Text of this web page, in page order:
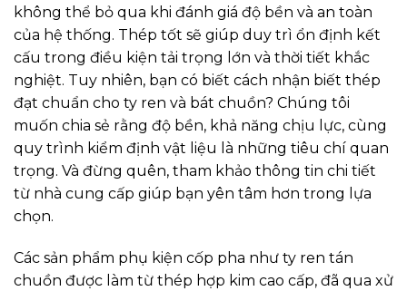
không thể bỏ qua khi đánh giá độ bền và an toàn
của hệ thống. Thép tốt sẽ giúp duy trì ổn định kết
cấu trong điều kiện tải trọng lớn và thời tiết khắc
nghiệt. Tuy nhiên, bạn có biết cách nhận biết thép
đạt chuẩn cho ty ren và bát chuồn? Chúng tôi
muốn chia sẻ rằng độ bền, khả năng chịu lực, cùng
quy trình kiểm định vật liệu là những tiêu chí quan
trọng. Và đừng quên, tham khảo thông tin chi tiết
từ nhà cung cấp giúp bạn yên tâm hơn trong lựa
chọn.
Các sản phẩm phụ kiện cốp pha như ty ren tán
chuồn được làm từ thép hợp kim cao cấp, đã qua xử